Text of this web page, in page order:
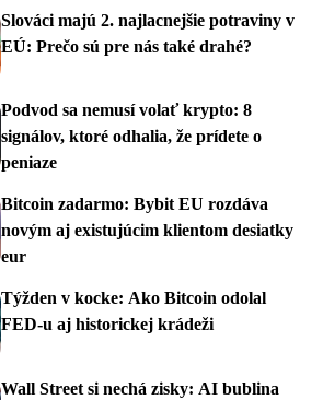
Slováci majú 2. najlacnejšie potraviny v
EÚ: Prečo sú pre nás také drahé?
Podvod sa nemusí volať krypto: 8
signálov, ktoré odhalia, že prídete o
peniaze
Bitcoin zadarmo: Bybit EU rozdáva
novým aj existujúcim klientom desiatky
eur
Týžden v kocke: Ako Bitcoin odolal
FED-u aj historickej krádeži
Wall Street si nechá zisky: AI bublina